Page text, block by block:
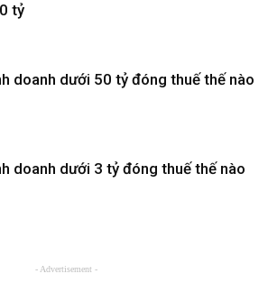
tỷ
doanh dưới 50 tỷ đóng thuế thế nào
doanh dưới 3 tỷ đóng thuế thế nào
- Advertisement -